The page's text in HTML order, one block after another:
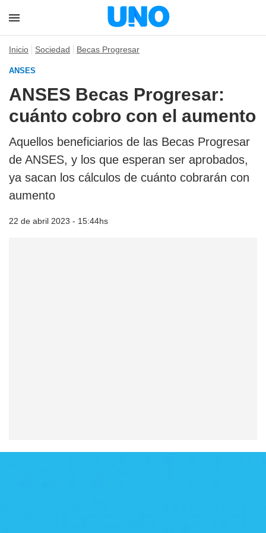
Inicio Sociedad Becas Progresar
ANSES
ANSES Becas Progresar:
cuánto cobro con el aumento
Aquellos beneficiarios de las Becas Progresar
de ANSES, y los que esperan ser aprobados,
ya sacan los cálculos de cuánto cobrarán con
aumento
22 de abril 2023 - 15:44hs